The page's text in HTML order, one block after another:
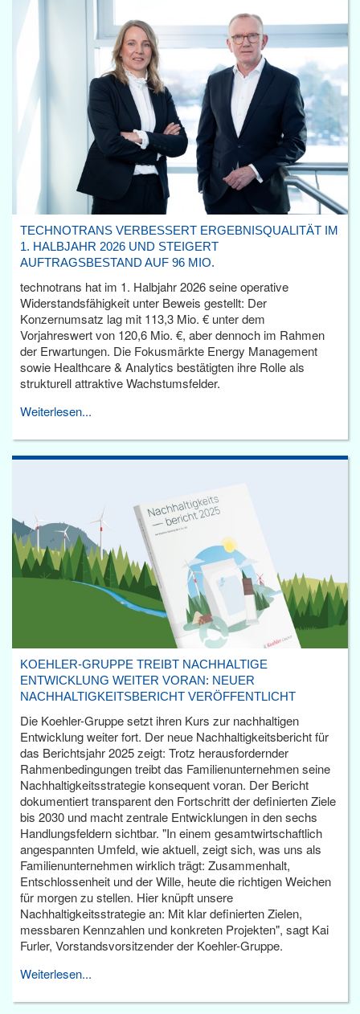
TECHNOTRANS VERBESSERT ERGEBNISQUALITÄT IM
1. HALBJAHR 2026 UND STEIGERT
AUFTRAGSBESTAND AUF 96 MIO.
technotrans hat im 1. Halbjahr 2026 seine operative
Widerstandsfähigkeit unter Beweis gestellt: Der
Konzernumsatz lag mit 113,3 Mio. € unter dem
Vorjahreswert von 120,6 Mio. €, aber dennoch im Rahmen
der Erwartungen. Die Fokusmärkte Energy Management
sowie Healthcare & Analytics bestätigten ihre Rolle als
strukturell attraktive Wachstumsfelder.
Weiterlesen...
KOEHLER-GRUPPE TREIBT NACHHALTIGE
ENTWICKLUNG WEITER VORAN: NEUER
NACHHALTIGKEITSBERICHT VERÖFFENTLICHT
Die Koehler-Gruppe setzt ihren Kurs zur nachhaltigen
Entwicklung weiter fort. Der neue Nachhaltigkeitsbericht für
das Berichtsjahr 2025 zeigt: Trotz herausfordernder
Rahmenbedingungen treibt das Familienunternehmen seine
Nachhaltigkeitsstrategie konsequent voran. Der Bericht
dokumentiert transparent den Fortschritt der definierten Ziele
bis 2030 und macht zentrale Entwicklungen in den sechs
Handlungsfeldern sichtbar. "In einem gesamtwirtschaftlich
angespannten Umfeld, wie aktuell, zeigt sich, was uns als
Familienunternehmen wirklich trägt: Zusammenhalt,
Entschlossenheit und der Wille, heute die richtigen Weichen
für morgen zu stellen. Hier knüpft unsere
Nachhaltigkeitsstrategie an: Mit klar definierten Zielen,
messbaren Kennzahlen und konkreten Projekten", sagt Kai
Furler, Vorstandsvorsitzender der Koehler-Gruppe.
Weiterlesen...